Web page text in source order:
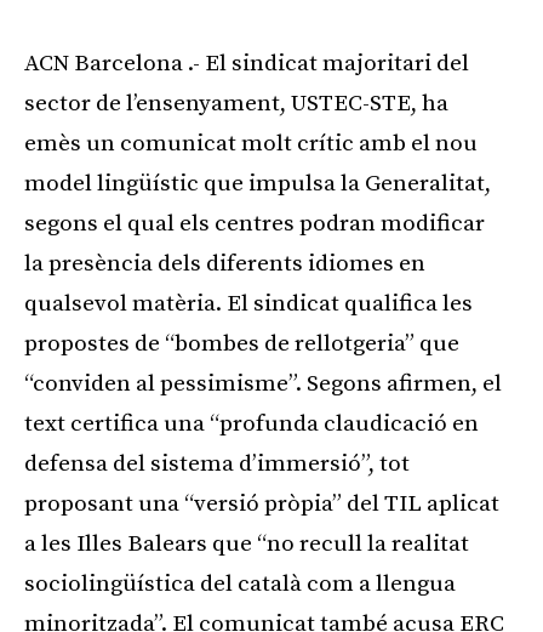
ACN Barcelona .- El sindicat majoritari del
sector de l’ensenyament, USTEC-STE, ha
emès un comunicat molt crític amb el nou
model lingüístic que impulsa la Generalitat,
segons el qual els centres podran modificar
la presència dels diferents idiomes en
qualsevol matèria. El sindicat qualifica les
propostes de “bombes de rellotgeria” que
“conviden al pessimisme”. Segons afirmen, el
text certifica una “profunda claudicació en
defensa del sistema d’immersió”, tot
proposant una “versió pròpia” del TIL aplicat
a les Illes Balears que “no recull la realitat
sociolingüística del català com a llengua
minoritzada”. El comunicat també acusa ERC